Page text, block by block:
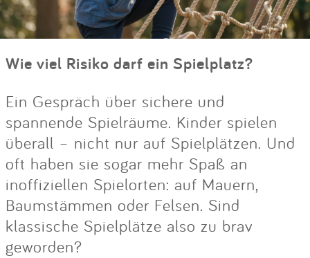
Wie viel Risiko darf ein Spielplatz?
Ein Gespräch über sichere und
spannende Spielräume. Kinder spielen
überall – nicht nur auf Spielplätzen. Und
oft haben sie sogar mehr Spaß an
inoffiziellen Spielorten: auf Mauern,
Baumstämmen oder Felsen. Sind
klassische Spielplätze also zu brav
geworden?